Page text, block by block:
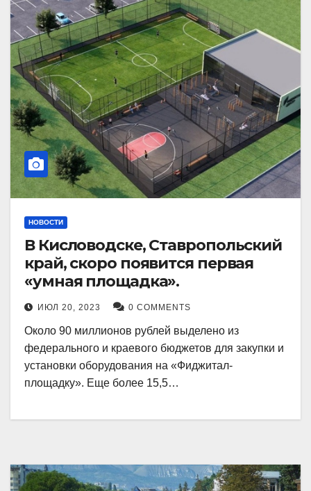
НОВОСТИ
В Кисловодске, Ставропольский
край, скоро появится первая
«умная площадка».
ИЮЛ 20, 2023 0 COMMENTS
Около 90 миллионов рублей выделено из
федерального и краевого бюджетов для закупки и
установки оборудования на «Фиджитал-
площадку». Еще более 15,5…